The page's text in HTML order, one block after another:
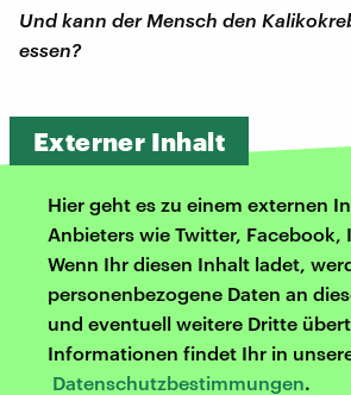
Und kann der Mensch den
essen?
Externer Inhalt
Hier geht es zu einem externen
Anbieters wie Twitter, Facebook,
Wenn Ihr diesen Inhalt ladet,
personenbezogene Daten an
und eventuell weitere Dritte
Informationen findet Ihr in
Datenschutzbestimmungen.